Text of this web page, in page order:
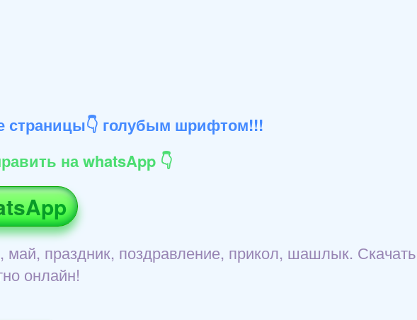
страницы👇 голубым шрифтом!!!
на whatsApp 👇
праздник, поздравление, прикол, шашлык. Скачать
онлайн!